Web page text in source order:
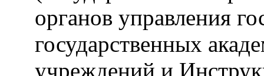
органов управления
государственных
учреждений и